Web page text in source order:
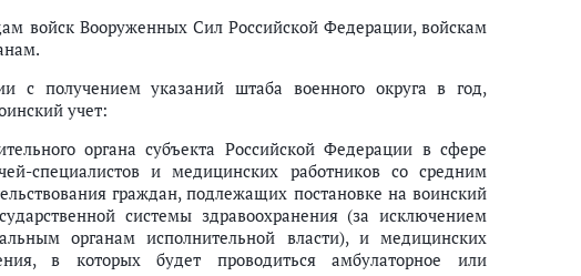
организаций (образовательных организаций) (форма)
воинского учета (форма)
воинском учете, подлежащих первоначальной постановке на воинский учет в
силу)
войск Вооруженных Сил Российской Федерации, войскам
с получением указаний штаба военного округа в год,
учет:
органа субъекта Российской Федерации в сфере
специалистов и медицинских работников со средним
граждан, подлежащих постановке на воинский
системы здравоохранения (за исключением
органам исполнительной власти), и медицинских
в которых будет проводиться амбулаторное или